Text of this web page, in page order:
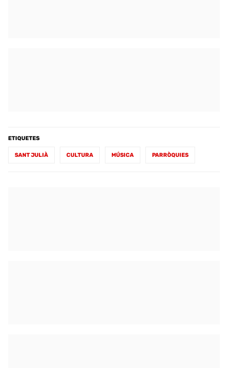
ETIQUETES
SANT JULIÀ CULTURA MÚSICA PARRÒQUIES